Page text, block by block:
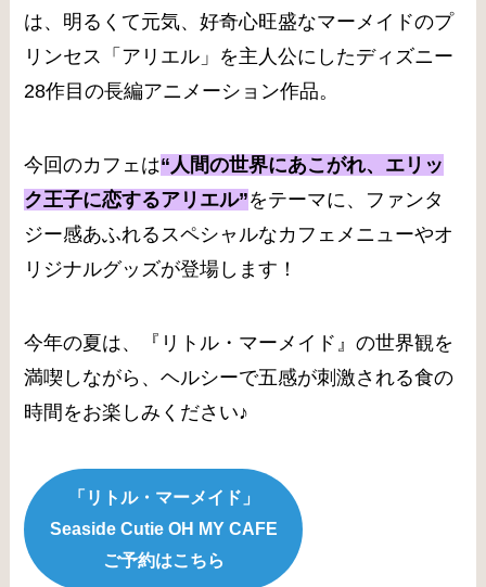
は、明るくて元気、好奇心旺盛なマーメイドのプ
リンセス「アリエル」を主人公にしたディズニー
28作目の長編アニメーション作品。
今回のカフェは“人間の世界にあこがれ、エリッ
ク王子に恋するアリエル”をテーマに、ファンタ
ジー感あふれるスペシャルなカフェメニューやオ
リジナルグッズが登場します！
今年の夏は、『リトル・マーメイド』の世界観を
満喫しながら、ヘルシーで五感が刺激される食の
時間をお楽しみください♪
「リトル・マーメイド」
Seaside Cutie OH MY CAFE
ご予約はこちら